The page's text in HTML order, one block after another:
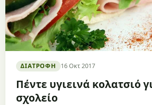
ΔΙΑΤΡΟΦΉ 16 Οκτ 2017
Πέντε υγιεινά κολατσιό
σχολείο